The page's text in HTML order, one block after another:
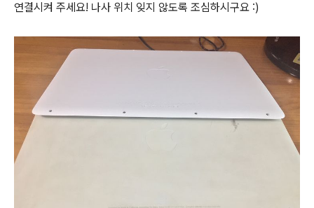
연결시켜 주세요! 나사 위치 잊지 않도록 조심하시구요 :)